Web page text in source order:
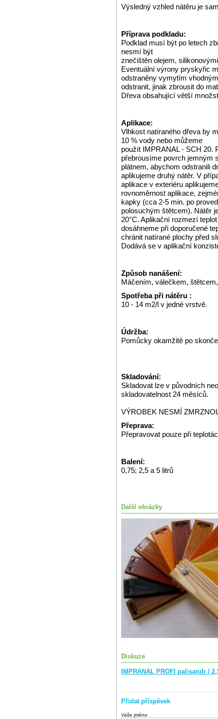
Výsledný vzhled nátěru je
Příprava podkladu:
Podklad musí být po letech
nesmí být
znečištěn olejem,
Eventuální výrony pryskyřic
odstraněny vymytím
odstranit, jinak zbrousit do
Dřeva obsahující větší
Aplikace:
Vlhkost natíraného dřeva by
10 % vody nebo můžeme
použít IMPRANAL - SCH 20.
přebrousíme povrch jemným
plátnem, abychom odstranili
aplikujeme druhý nátěr. V
aplikace v exteriéru
rovnoměrnost aplikace,
kapky (cca 2-5 min. po
polosuchým štětcem). Nátěr
20°C. Aplikační rozmezí
dosáhneme při doporučené
chránit natírané plochy před
Dodává se v aplikační
Způsob nanášení:
Máčením, válečkem,
Spotřeba při nátěru :
10 - 14 m2/l v jedné vrstvě.
Údržba:
Pomůcky okamžitě po
Skladování:
Skladovat lze v původních
skladovatelnost 24 měsíců.
VÝROBEK NESMÍ
Přeprava:
Přepravovat pouze při
Balení:
0,75; 2,5 a 5 litrů
Další obrázky
Diskuze
IMPRANAL PROFI palisandr /
Přidat příspěvek
Vaše jméno